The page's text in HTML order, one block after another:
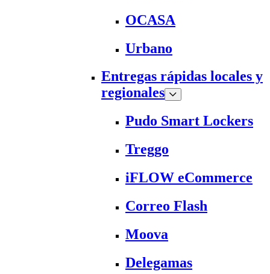
OCASA
Urbano
Entregas rápidas locales y
regionales
Pudo Smart Lockers
Treggo
iFLOW eCommerce
Correo Flash
Moova
Delegamas